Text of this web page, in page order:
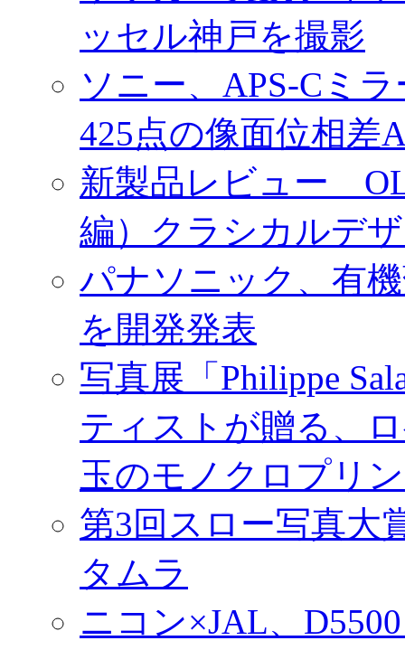
ッセル神戸を撮影
ソニー、APS-Cミ
425点の像面位相
新製品レビュー
編）クラシカルデ
パナソニック、有
を開発発表
写真展「Philippe
ティストが贈る、
玉のモノクロプリ
第3回スロー写真
タムラ
ニコン×JAL、